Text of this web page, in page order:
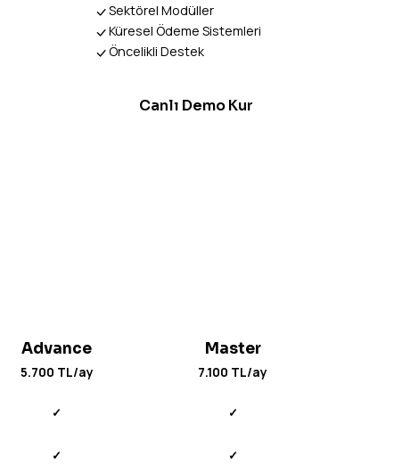
Sektörel Modüller
Küresel Ödeme Sistemleri
Öncelikli Destek
Canlı Demo Kur
Advance
5.700 TL/ay
Master
7.100 TL/ay
✓ ✓
✓ ✓